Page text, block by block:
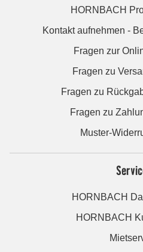
HORNBACH
Kontakt aufnehmen -
Fragen zur
Fragen zu
Fragen zu
Fragen zu
Muster-
HORNBACH
HORNBACH